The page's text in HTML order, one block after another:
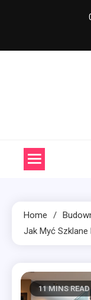
Home
Jak Myć Szklane
11 MINS READ